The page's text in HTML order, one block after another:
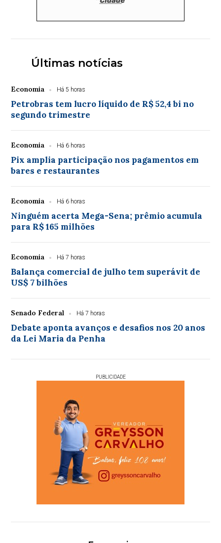
Últimas notícias
Economia Há 5 horas
Petrobras tem lucro líquido de R$ 52,4 bi no
segundo trimestre
Economia Há 6 horas
Pix amplia participação nos pagamentos em
bares e restaurantes
Economia Há 6 horas
Ninguém acerta Mega-Sena; prêmio acumula
para R$ 165 milhões
Economia Há 7 horas
Balança comercial de julho tem superávit de
US$ 7 bilhões
Senado Federal Há 7 horas
Debate aponta avanços e desafios nos 20 anos
da Lei Maria da Penha
PUBLICIDADE